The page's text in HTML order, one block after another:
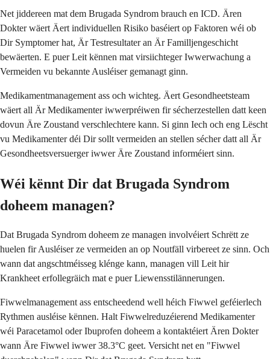
Net jiddereen mat dem Brugada Syndrom brauch en ICD. Ären
Dokter wäert Äert individuellen Risiko baséiert op Faktoren wéi ob
Dir Symptomer hat, Är Testresultater an Är Familljengeschicht
bewäerten. E puer Leit kënnen mat virsiichteger Iwwerwachung a
Vermeiden vu bekannte Ausléiser gemanagt ginn.
Medikamentmanagement ass och wichteg. Äert Gesondheetsteam
wäert all Är Medikamenter iwwerpréiwen fir sécherzestellen datt keen
dovun Äre Zoustand verschlechtere kann. Si ginn Iech och eng Lëscht
vu Medikamenter déi Dir sollt vermeiden an stellen sécher datt all Är
Gesondheetsversuerger iwwer Äre Zoustand informéiert sinn.
Wéi kënnt Dir dat Brugada Syndrom
doheem managen?
Dat Brugada Syndrom doheem ze managen involvéiert Schrëtt ze
huelen fir Ausléiser ze vermeiden an op Noutfäll virbereet ze sinn. Och
wann dat angschtméisseg klénge kann, managen vill Leit hir
Krankheet erfollegräich mat e puer Liewensstilännerungen.
Fiwwelmanagement ass entscheedend well héich Fiwwel geféierlech
Rythmen ausléise kënnen. Halt Fiwwelreduzéierend Medikamenter
wéi Paracetamol oder Ibuprofen doheem a kontaktéiert Ären Dokter
wann Äre Fiwwel iwwer 38.3°C geet. Versicht net en "Fiwwel